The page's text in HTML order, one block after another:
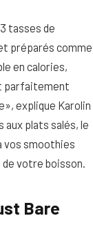
tasses de
préparés comme
en calories,
parfaitement
explique Karolin
aux plats salés, le
vos smoothies
votre boisson.
Bare